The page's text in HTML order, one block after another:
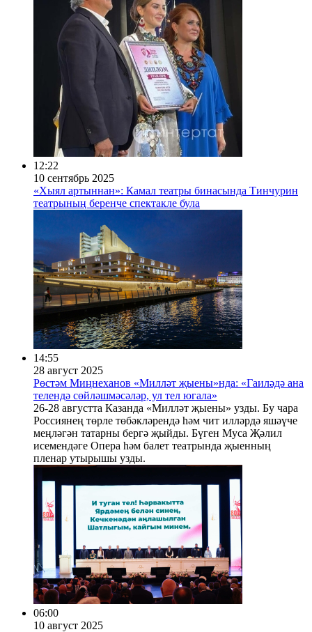
12:22
10 сентябрь 2025
«Хыял артыннан»: Камал театры бинасында Тинчурин
театрының беренче спектакле була
14:55
28 август 2025
Рөстәм Миңнеханов «Милләт җыены»нда: «Гаиләдә ана
телендә сөйләшмәсәләр, ул тел югала»
26-28 августта Казанда «Милләт җыены» узды. Бу чара
Россиянең төрле төбәкләрендә һәм чит илләрдә яшәүче
меңләгән татарны бергә җыйды. Бүген Муса Җәлил
исемендәге Опера һәм балет театрында җыенның
пленар утырышы узды.
06:00
10 август 2025